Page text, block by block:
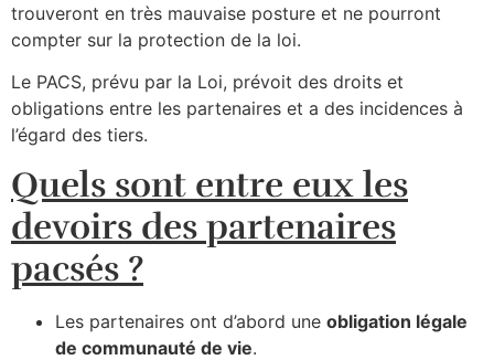
trouveront en très mauvaise posture et ne pourront
compter sur la protection de la loi.
Le PACS, prévu par la Loi, prévoit des droits et
obligations entre les partenaires et a des incidences à
l’égard des tiers.
Quels sont entre eux les
devoirs des partenaires
pacsés ?
Les partenaires ont d’abord une obligation légale
de communauté de vie.